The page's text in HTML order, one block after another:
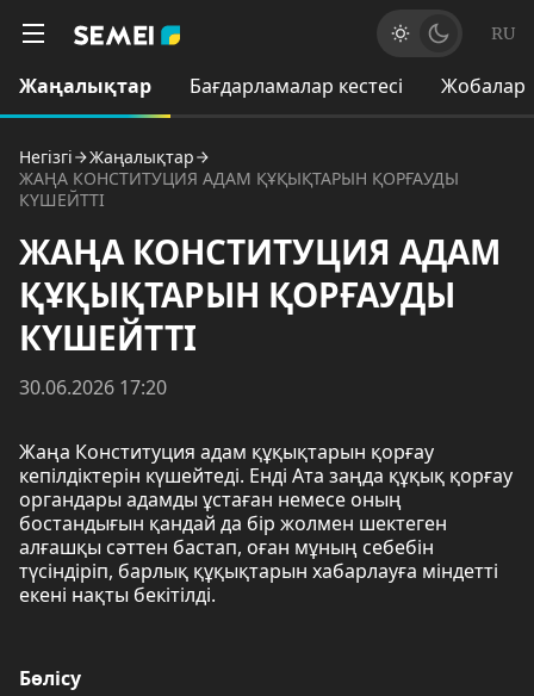
RU
Жаңалықтар Бағдарламалар кестесі Жобалар
Негізгі
Жаңалықтар
ЖАҢА КОНСТИТУЦИЯ АДАМ ҚҰҚЫҚТАРЫН ҚОРҒАУДЫ
КҮШЕЙТТІ
ЖАҢА КОНСТИТУЦИЯ АДАМ
ҚҰҚЫҚТАРЫН ҚОРҒАУДЫ
КҮШЕЙТТІ
30.06.2026 17:20
Жаңа Конституция адам құқықтарын қорғау
кепілдіктерін күшейтеді. Енді Ата заңда құқық қорғау
органдары адамды ұстаған немесе оның
бостандығын қандай да бір жолмен шектеген
алғашқы сәттен бастап, оған мұның себебін
түсіндіріп, барлық құқықтарын хабарлауға міндетті
екені нақты бекітілді.
Бөлісу